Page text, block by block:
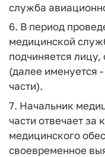
служба
6. В период
медицинской
подчиняется
(далее именуется
части).
7. Начальник
части отвечает
медицинского
своевременное